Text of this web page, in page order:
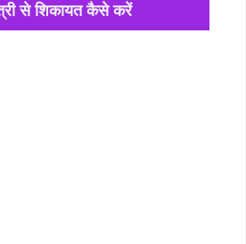
से शिकायत कैसे करें